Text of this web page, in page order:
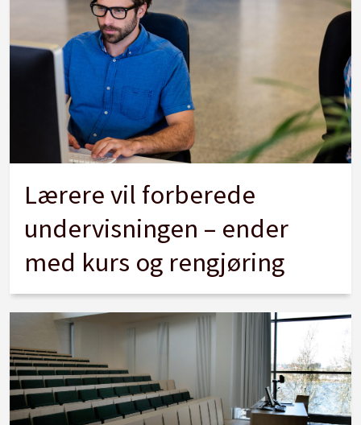
Lærere vil forberede
undervisningen – ender
med kurs og rengjøring